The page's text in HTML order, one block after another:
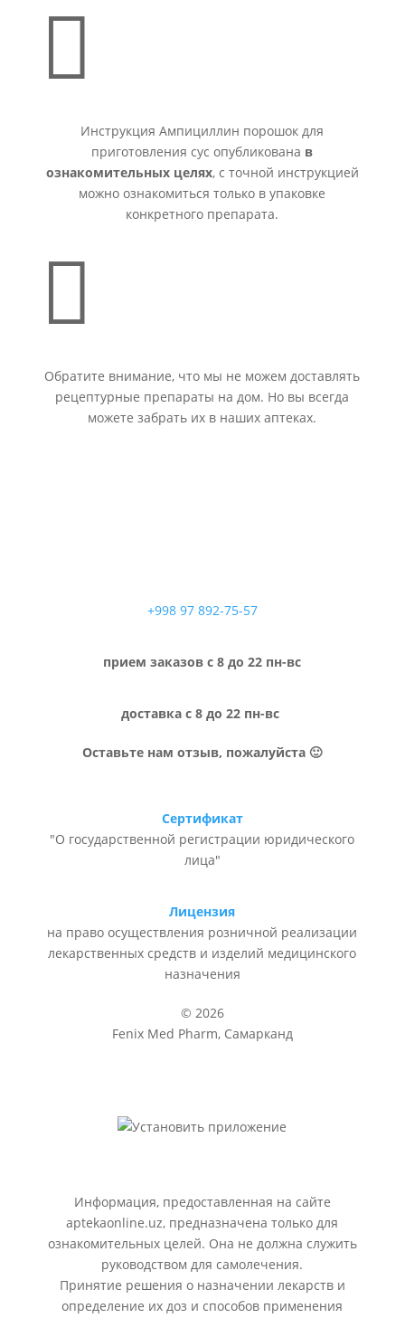

Инструкция Ампициллин порошок для
приготовления сус опубликована в
ознакомительных целях, с точной инструкцией
можно ознакомиться только в упаковке
конкретного препарата.

Обратите внимание, что мы не можем доставлять
рецептурные препараты на дом. Но вы всегда
можете забрать их в наших аптеках.
+998 97 892-75-57
прием заказов с 8 до 22 пн-вс
доставка с 8 до 22 пн-вс
Оставьте нам отзыв, пожалуйста 🙂
Сертификат
"О государственной регистрации юридического
лица"
Лицензия
на право осуществления розничной реализации
лекарственных средств и изделий медицинского
назначения
© 2026
Fenix Med Pharm, Самарканд
Информация, предоставленная на сайте
aptekaonline.uz, предназначена только для
ознакомительных целей. Она не должна служить
руководством для самолечения.
Принятие решения о назначении лекарств и
определение их доз и способов применения